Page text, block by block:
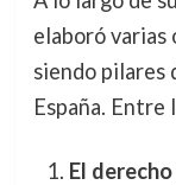
elaboró varias
siendo pilares
España. Entre
El